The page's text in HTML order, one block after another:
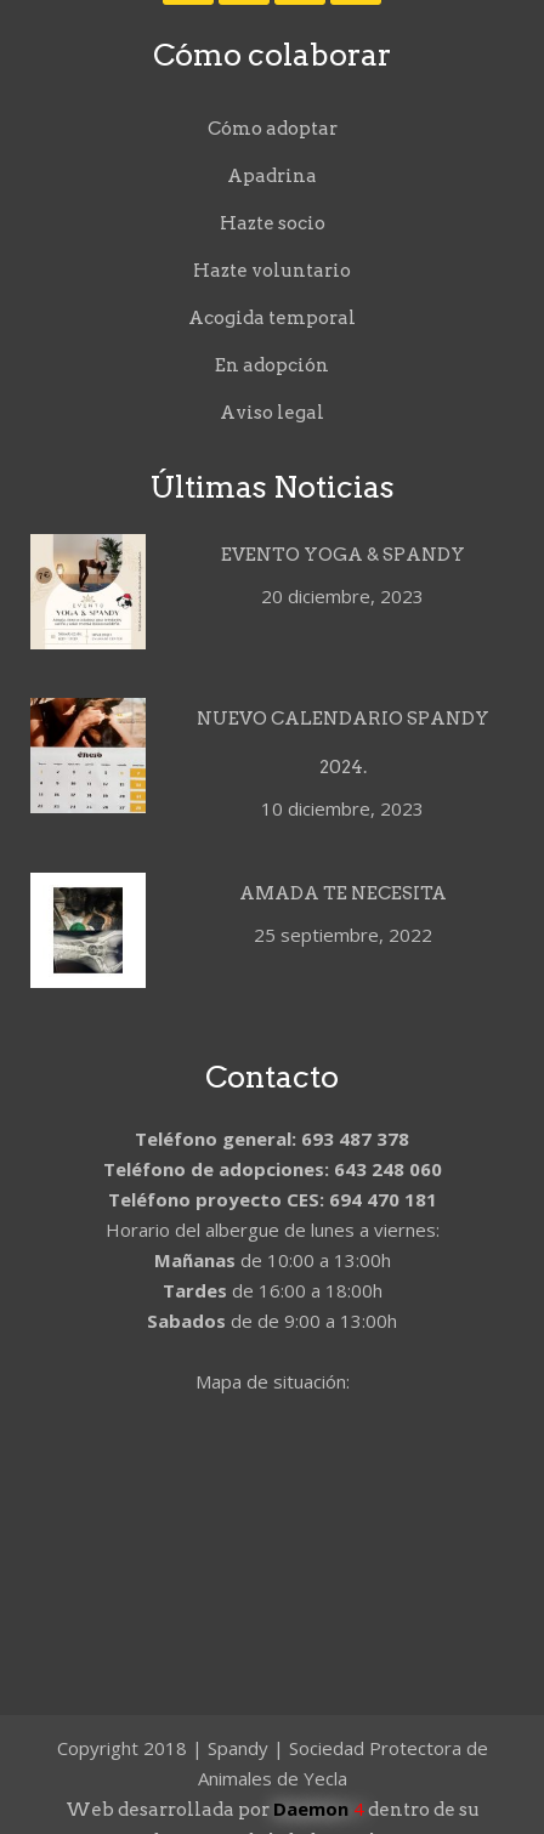
Cómo colaborar
Cómo adoptar
Apadrina
Hazte socio
Hazte voluntario
Acogida temporal
En adopción
Aviso legal
Últimas Noticias
EVENTO YOGA & SPANDY
20 diciembre, 2023
NUEVO CALENDARIO SPANDY
2024.
10 diciembre, 2023
AMADA TE NECESITA
25 septiembre, 2022
Contacto
Teléfono general: 693 487 378
Teléfono de adopciones: 643 248 060
Teléfono proyecto CES: 694 470 181
Horario del albergue de lunes a viernes:
Mañanas de 10:00 a 13:00h
Tardes de 16:00 a 18:00h
Sabados de de 9:00 a 13:00h
Mapa de situación:
Copyright 2018 | Spandy | Sociedad Protectora de
Animales de Yecla
Web desarrollada por Daemon 4dentro de su